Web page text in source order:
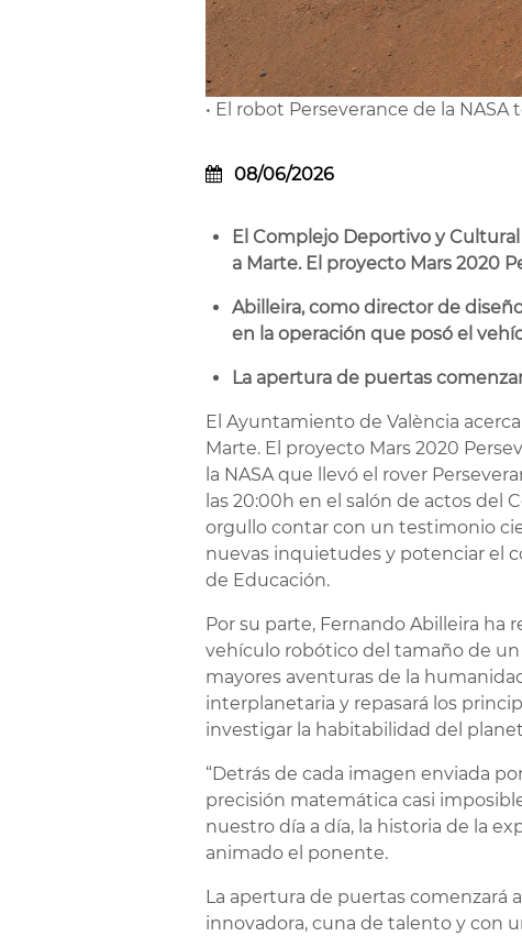
• El robot Perseverance de la
08/06/2026
El Complejo Deportivo y
a Marte. El proyecto Mars 2020
Abilleira, como director de
en la operación que posó el
La apertura de puertas
El Ayuntamiento de València
Marte. El proyecto Mars 2020
la NASA que llevó el rover
las 20:00h en el salón de actos del
orgullo contar con un testimonio
nuevas inquietudes y potenciar el
de Educación.
Por su parte, Fernando Abilleira ha
vehículo robótico del tamaño de
mayores aventuras de la
interplanetaria y repasará los
investigar la habitabilidad del
“Detrás de cada imagen enviada
precisión matemática casi
nuestro día a día, la historia de la
animado el ponente.
La apertura de puertas comenzará
innovadora, cuna de talento y con